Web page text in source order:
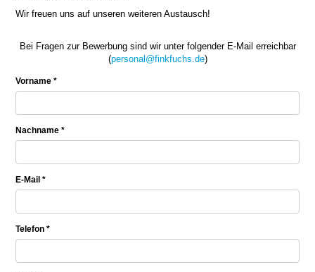
Wir freuen uns auf unseren weiteren Austausch!
Bei Fragen zur Bewerbung sind wir unter folgender E-Mail erreichbar
(personal@finkfuchs.de)
Vorname *
Nachname *
E-Mail *
Telefon *